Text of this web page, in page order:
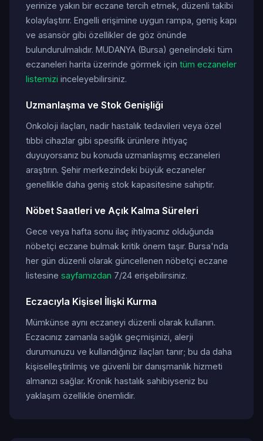
yerinize yakın bir eczane tercih etmek, düzenli takibi
kolaylaştırır. Engelli erişimine uygun rampa, geniş kapı
ve asansör gibi özellikler de göz önünde
bulundurulmalıdır. MUDANYA (Bursa) genelindeki tüm
eczaneleri harita üzerinde görmek için tüm eczaneler
listemizi inceleyebilirsiniz.
Uzmanlaşma ve Stok Genişliği
Onkoloji ilaçları, nadir hastalık tedavileri veya özel
tıbbi cihazlar gibi spesifik ürünlere ihtiyaç
duyuyorsanız bu konuda uzmanlaşmış eczaneleri
araştırın. Şehir merkezindeki büyük eczaneler
genellikle daha geniş stok kapasitesine sahiptir.
Nöbet Saatleri ve Açık Kalma Süreleri
Gece veya hafta sonu ilaç ihtiyacınız olduğunda
nöbetçi eczane bulmak kritik önem taşır. Bursa'nda
her gün düzenli olarak güncellenen nöbetçi eczane
listesine sayfamızdan 7/24 erişebilirsiniz.
Eczacıyla Kişisel İlişki Kurma
Mümkünse aynı eczaneyi düzenli olarak kullanın.
Eczacınız zamanla sağlık geçmişinizi, alerji
durumunuzu ve kullandığınız ilaçları tanır; bu da daha
kişiselleştirilmiş ve güvenli bir danışmanlık hizmeti
almanızı sağlar. Kronik hastalık sahibiyseniz bu
yaklaşım özellikle önemlidir.